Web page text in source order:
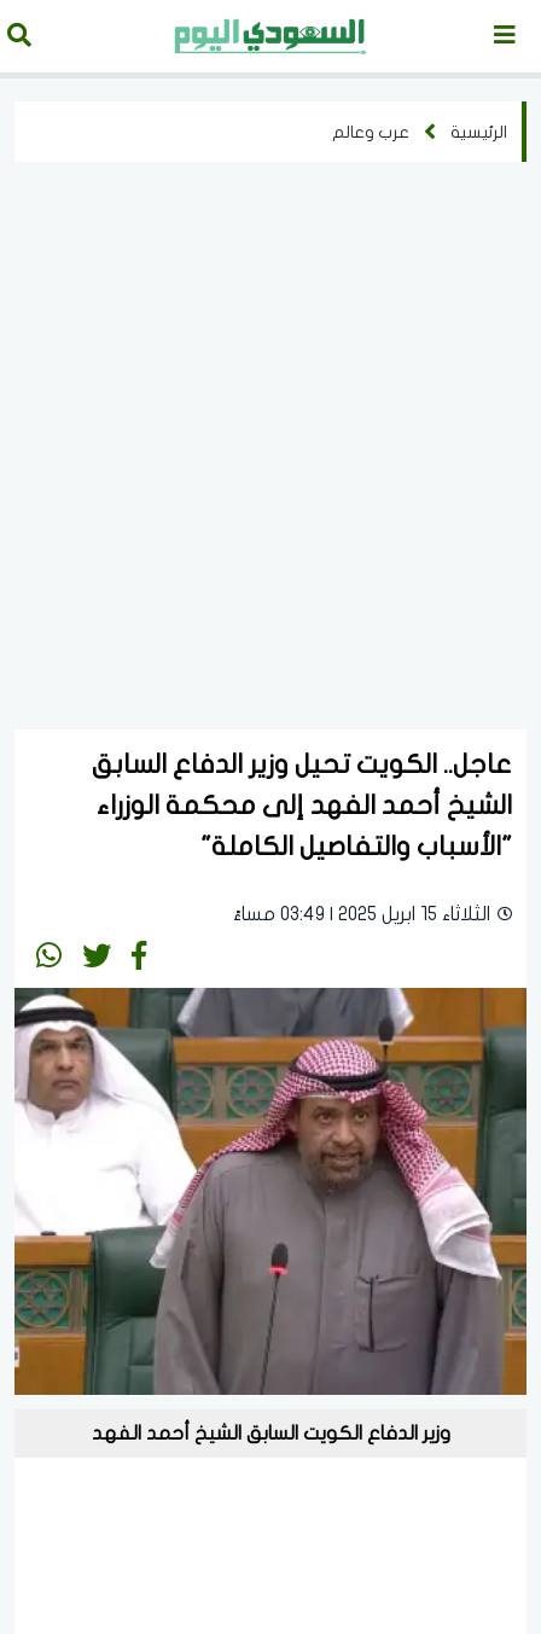
الرئيسية عرب وعالم
عاجل.. الكويت تحيل وزير الدفاع السابق
الشيخ أحمد الفهد إلى محكمة الوزراء
"الأسباب والتفاصيل الكاملة"
الثلاثاء 15 ابريل 2025 | 03:49 مساءً
وزير الدفاع الكويت السابق الشيخ أحمد الفهد